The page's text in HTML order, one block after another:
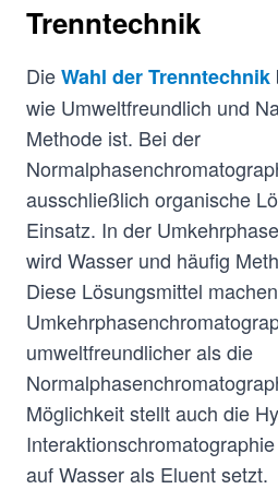
Trenntechnik
DieWahl der Trenntechnik
wie Umweltfreundlich und
Methode ist. Bei der
ausschließlich organische
Einsatz. In der
wird Wasser und häufig
Diese Lösungsmittel
umweltfreundlicher als die
Möglichkeit stellt auch die
auf Wasser als Eluent setzt.